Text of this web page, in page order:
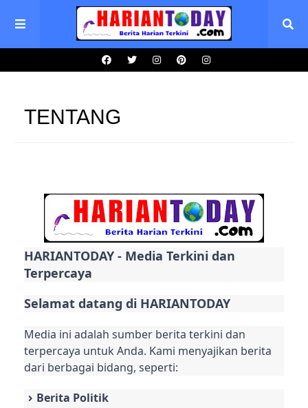
TENTANG
HARIANTODAY - Media Terkini dan
Terpercaya
Selamat datang di HARIANTODAY
Media ini adalah sumber berita terkini dan
terpercaya untuk Anda. Kami menyajikan berita
dari berbagai bidang, seperti:
Berita Politik